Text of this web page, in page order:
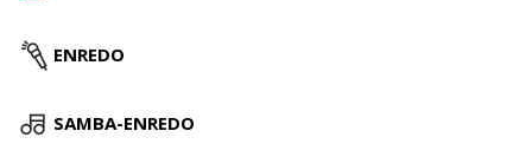
ENREDO
SAMBA-ENREDO